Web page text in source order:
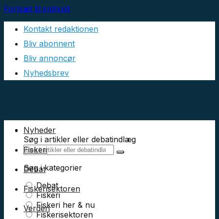
Fortsæt til indhold
Kontakt redaktionen
Bliv abonnent
Bliv annoncør
Nyhedsbrev
Søg i artikler eller debatindlæg
Søg i kategorier
Debat
Fiskeri
Fiskeri her & nu
Fiskerisektoren
Nyheder
Fiskeri
Debat
Fiskerisektoren
Verden